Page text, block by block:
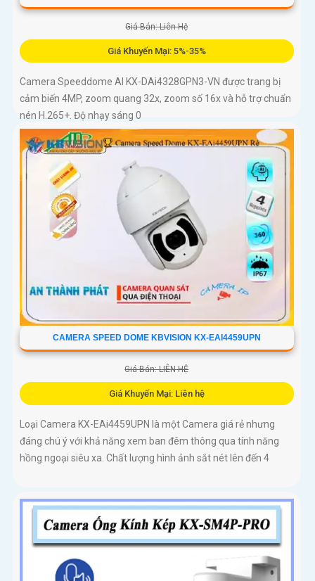
Giá Bán: Liên Hệ
Giá Khuyến Mại: 5%-35%
Camera Speeddome AI KX-DAi4328GPN3-VN được trang bị
cảm biến 4MP, zoom quang 32x, zoom số 16x và hỗ trợ chuẩn
nén H.265+. Độ nhạy sáng 0
CAMERA SPEED DOME KBVISION KX-EAI4459UPN
Giá Bán: LIÊN HỆ
Giá Khuyến Mại: Liên hệ
Loại Camera KX-EAi4459UPN là một Camera giá rẻ nhưng
đáng chú ý với khả năng xem ban đêm thông qua tính năng
hồng ngoại siêu xa. Chất lượng hình ảnh sắt nét lên đến 4